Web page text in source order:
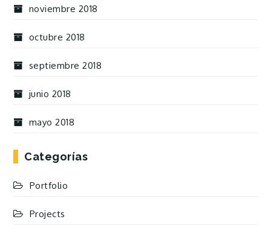
noviembre 2018
octubre 2018
septiembre 2018
junio 2018
mayo 2018
Categorías
Portfolio
Projects